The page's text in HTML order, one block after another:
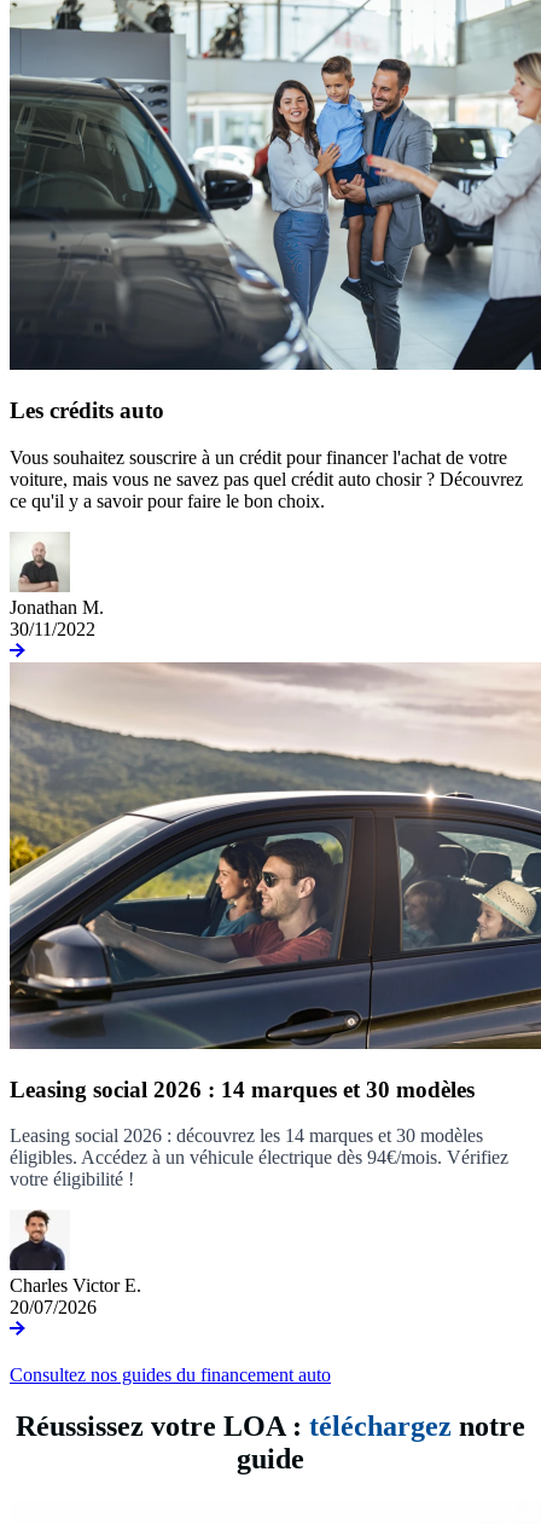
Les crédits auto
Vous souhaitez souscrire à un crédit pour financer l'achat de votre
voiture, mais vous ne savez pas quel crédit auto chosir ? Découvrez
ce qu'il y a savoir pour faire le bon choix.
Jonathan M.
30/11/2022
Leasing social 2026 : 14 marques et 30 modèles
Leasing social 2026 : découvrez les 14 marques et 30 modèles
éligibles. Accédez à un véhicule électrique dès 94€/mois. Vérifiez
votre éligibilité !
Charles Victor E.
20/07/2026
Consultez nos guides du financement auto
Réussissez votre LOA : téléchargez notre
guide